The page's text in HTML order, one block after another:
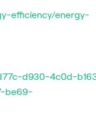
efficiency/energy-
d930-4c0d-
be69-